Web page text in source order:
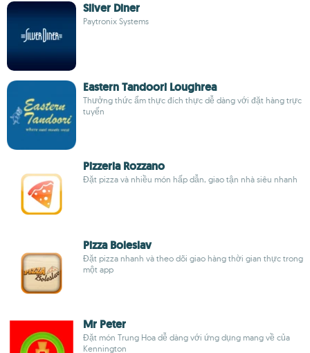
Silver Diner
Paytronix Systems
Eastern Tandoori Loughrea
Thưởng thức ẩm thực đích thực dễ dàng với đặt hàng trực
tuyến
Pizzeria Rozzano
Đặt pizza và nhiều món hấp dẫn, giao tận nhà siêu nhanh
Pizza Boleslav
Đặt pizza nhanh và theo dõi giao hàng thời gian thực trong
một app
Mr Peter
Đặt món Trung Hoa dễ dàng với ứng dụng mang về của
Kennington